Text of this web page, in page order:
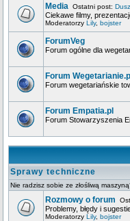
Media Ostatni post:
Ciekawe filmy,
Moderatorzy Lily, bojster
ForumVeg
Forum ogólne dla
Forum Wegetarianie.pl
Forum wegetariańskie
Forum Empatia.pl
Forum Stowarzyszenia
Sprawy techniczne
Nie radzisz sobie ze złośliwą
Rozmowy o forum
Problemy, błędy i
Moderatorzy Lily, bojster